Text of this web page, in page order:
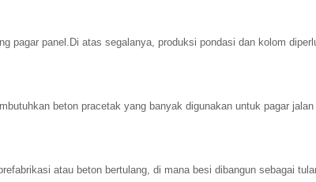
pagar panel.Di atas segalanya, produksi pondasi dan kolom
beton pracetak yang banyak digunakan untuk pagar
atau beton bertulang, di mana besi dibangun sebagai